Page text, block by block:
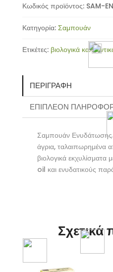
-
ποσότητα
Κωδικός προϊόντος: SAM-
Κατηγορία: Σαμπουάν
Ετικέτες: βιολογικά
ΠΕΡΙΓΡΑΦΉ
ΕΠΙΠΛΈΟΝ
Σαμπουάν
άγρια, ταλαιπωρημένα
βιολογικά
oil και ενυδατικούς
Σχετικά